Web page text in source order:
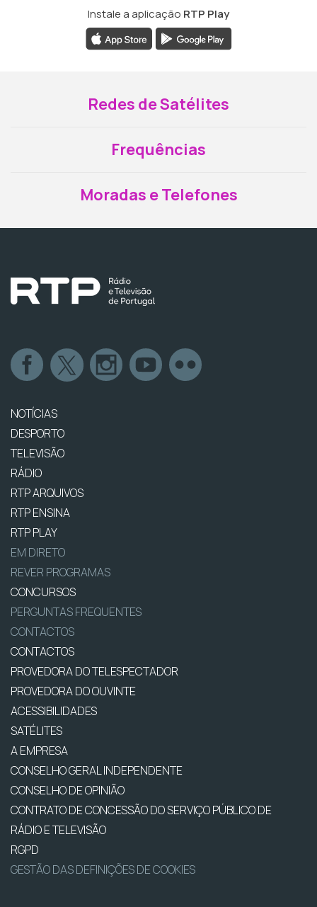
Instale a aplicação RTP Play
Redes de Satélites
Frequências
Moradas e Telefones
NOTÍCIAS
DESPORTO
TELEVISÃO
RÁDIO
RTP ARQUIVOS
RTP ENSINA
RTP PLAY
EM DIRETO
REVER PROGRAMAS
CONCURSOS
PERGUNTAS FREQUENTES
CONTACTOS
CONTACTOS
PROVEDORA DO TELESPECTADOR
PROVEDORA DO OUVINTE
ACESSIBILIDADES
SATÉLITES
A EMPRESA
CONSELHO GERAL INDEPENDENTE
CONSELHO DE OPINIÃO
CONTRATO DE CONCESSÃO DO SERVIÇO PÚBLICO DE
RÁDIO E TELEVISÃO
RGPD
GESTÃO DAS DEFINIÇÕES DE COOKIES